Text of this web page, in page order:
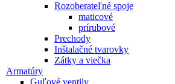
Rozoberateľné spoje
maticové
prírubové
Prechody
Inštalačné tvarovky
Zátky a viečka
Armatúry
Guľové ventily